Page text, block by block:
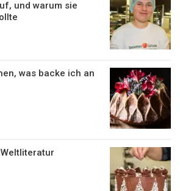
und warum sie
was backe ich an